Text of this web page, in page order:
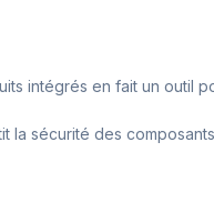
intégrés en fait un outil
la sécurité des